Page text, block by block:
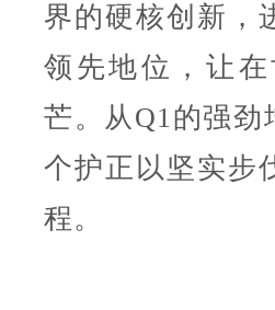
界的硬核创新，
领先地位，让
芒。从Q1的强
个护正以坚实步
程。